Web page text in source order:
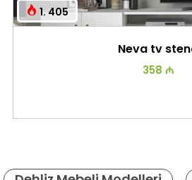
1. 405
Neva tv
358 ₼